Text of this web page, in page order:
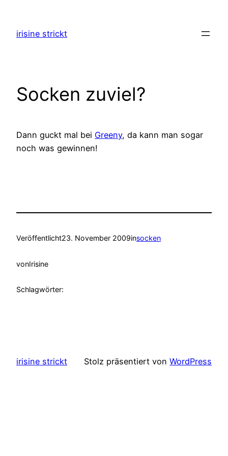
springen
irisine strickt
Socken zuviel?
Dann guckt mal bei Greeny, da kann man sogar
noch was gewinnen!
Veröffentlicht23. November 2009insocken
vonIrisine
Schlagwörter:
irisine strickt Stolz präsentiert von WordPress